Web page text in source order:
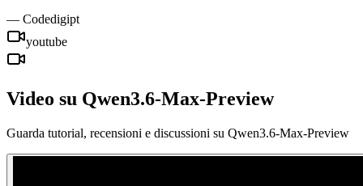
— Codedigipt
youtube
Video su Qwen3.6-Max-Preview
Guarda tutorial, recensioni e discussioni su Qwen3.6-Max-Preview